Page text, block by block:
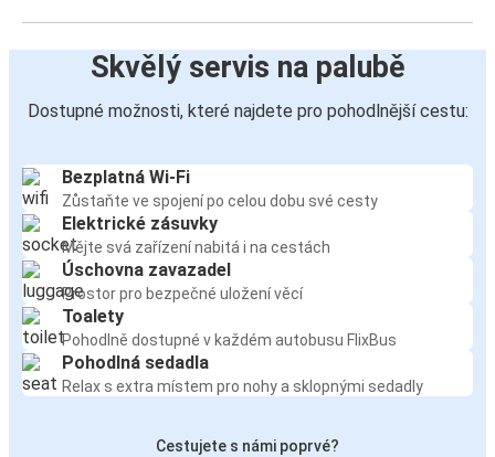
Skvělý servis na palubě
Dostupné možnosti, které najdete pro pohodlnější cestu:
Bezplatná Wi-Fi
Zůstaňte ve spojení po celou dobu své cesty
Elektrické zásuvky
Mějte svá zařízení nabitá i na cestách
Úschovna zavazadel
Prostor pro bezpečné uložení věcí
Toalety
Pohodlně dostupné v každém autobusu FlixBus
Pohodlná sedadla
Relax s extra místem pro nohy a sklopnými sedadly
Cestujete s námi poprvé?